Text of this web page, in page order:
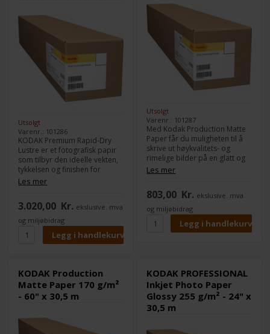
Utsolgt
Varenr.: 101286
KODAK Premium Rapid-Dry
Lustre er et fotografisk papir
som tilbyr den ideelle vekten,
tykkelsen og finishen for
høykvalitets fotografiske
reproduksjoner. Med
garantert lang levetid,
universell kompatibilitet med
piezo- og pigment systemer
og styrken fra KODAK-merket
bak seg, er dette mediet for
Les mer
3.020,00 Kr. ekslusive. mva
og miljøbidrag
Utsolgt
Varenr.: 101287
Med Kodak Production Matte
Paper får du muligheten til å
skrive ut høykvalitets- og
rimelige bilder på en glatt og
lys hvit overflate. Production
Matte Paper dekker et bredt
perfekt for arkitektoniske
tegninger eller
fargefotografier.
KODAK Production Matte
Paper har en vannavvisende
Les mer
803,00 Kr. ekslusive. mva
og miljøbidrag
KODAK Production
Matte Paper 170 g/m²
- 60" x 30,5 m
KODAK PROFESSIONAL
Inkjet Photo Paper
Glossy 255 g/m² - 24" x
30,5 m